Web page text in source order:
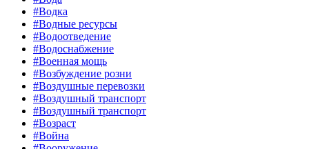
#Водка
#Водные ресурсы
#Водоотведение
#Водоснабжение
#Военная мощь
#Возбуждение розни
#Воздушные перевозки
#Воздушный транспорт
#Воздушный транспорт
#Возраст
#Война